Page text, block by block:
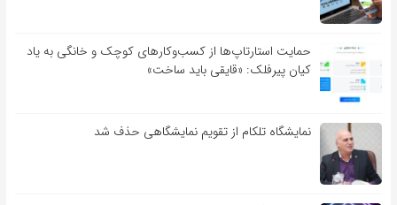
حمایت استارتاپ‌ها از کسب‌وکارهای کوچک و خانگی به یاد
کیان پیرفلک: «قایقی باید ساخت»
نمایشگاه تلکام از تقویم نمایشگاهی حذف شد